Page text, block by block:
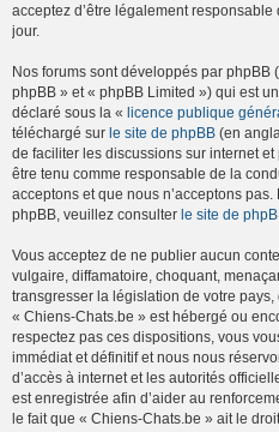
acceptez d’être légalement
jour.
Nos forums sont développés par
phpBB » et « phpBB Limited ») qui est
déclaré sous la « licence publique
téléchargé sur le site de phpBB (en
de faciliter les discussions sur internet
être tenu comme responsable de la
acceptons et que nous n’acceptons
phpBB, veuillez consulter le site de
Vous acceptez de ne publier aucun
vulgaire, diffamatoire, choquant,
transgresser la législation de votre
« Chiens-Chats.be » est hébergé ou
respectez pas ces dispositions, vous
immédiat et définitif et nous nous
d’accès à internet et les autorités
est enregistrée afin d’aider au
le fait que « Chiens-Chats.be » ait le